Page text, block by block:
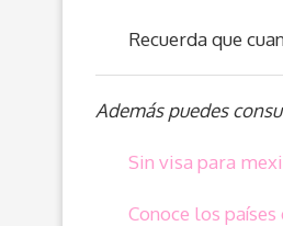
Recuerda que
Además puedes
Sin visa para
Conoce los